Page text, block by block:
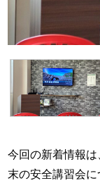
今回の新着情報
末の安全講習会に